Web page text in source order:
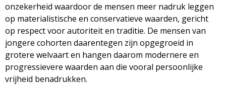
onzekerheid waardoor de mensen meer nadruk leggen
op materialistische en conservatieve waarden, gericht
op respect voor autoriteit en traditie. De mensen van
jongere cohorten daarentegen zijn opgegroeid in
grotere welvaart en hangen daarom modernere en
progressievere waarden aan die vooral persoonlijke
vrijheid benadrukken.